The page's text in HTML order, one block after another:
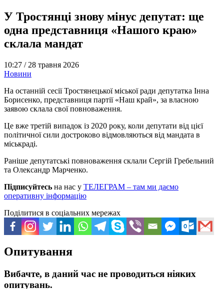
У Тростянці знову мінус депутат: ще
одна представниця «Нашого краю»
склала мандат
10:27 / 28 травня 2026
Новини
На останній сесії Тростянецької міської ради депутатка Інна
Борисенко, представниця партії «Наш край», за власною
заявою склала свої повноваження.
Це вже третій випадок із 2020 року, коли депутати від цієї
політичної сили достроково відмовляються від мандата в
міськраді.
Раніше депутатські повноваження склали Сергій Гребельний
та Олександр Марченко.
Підписуйтесь на нас у ТЕЛЕГРАМ – там ми даємо
оперативну інформацію
Поділитися в соціальних мережах
Опитування
Вибачте, в даний час не проводиться ніяких
опитувань.